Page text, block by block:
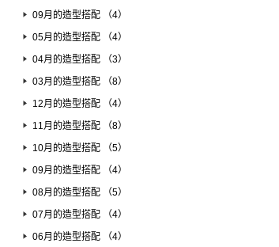
09月的造型搭配 （4）
05月的造型搭配 （4）
04月的造型搭配 （3）
03月的造型搭配 （8）
12月的造型搭配 （4）
11月的造型搭配 （8）
10月的造型搭配 （5）
09月的造型搭配 （4）
08月的造型搭配 （5）
07月的造型搭配 （4）
06月的造型搭配 （4）